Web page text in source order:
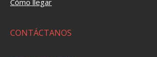
Cómo llegar
CONTÁCTANOS